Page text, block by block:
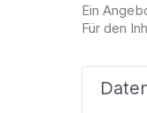
Ein
Für den